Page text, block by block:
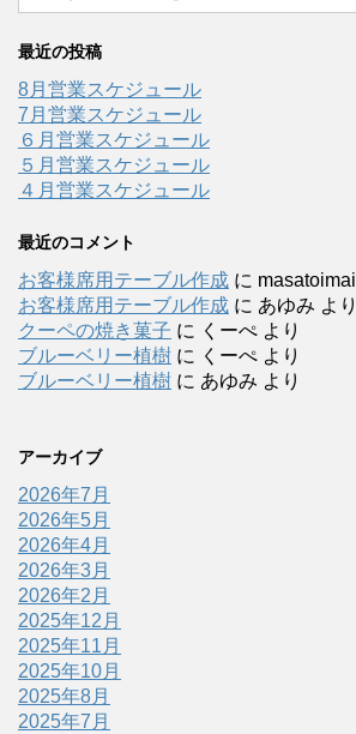
最近の投稿
8月営業スケジュール
7月営業スケジュール
６月営業スケジュール
５月営業スケジュール
４月営業スケジュール
最近のコメント
お客様席用テーブル作成 に masatoimai
お客様席用テーブル作成 に あゆみ より
クーペの焼き菓子 に くーぺ より
ブルーベリー植樹 に くーぺ より
ブルーベリー植樹 に あゆみ より
アーカイブ
2026年7月
2026年5月
2026年4月
2026年3月
2026年2月
2025年12月
2025年11月
2025年10月
2025年8月
2025年7月